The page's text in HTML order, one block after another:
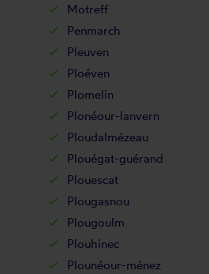
Motreff
Penmarch
Pleuven
Ploéven
Plomelin
Plonéour-lanvern
Ploudalmézeau
Plouégat-guérand
Plouescat
Plougasnou
Plougoulm
Plouhinec
Plounéour-ménez